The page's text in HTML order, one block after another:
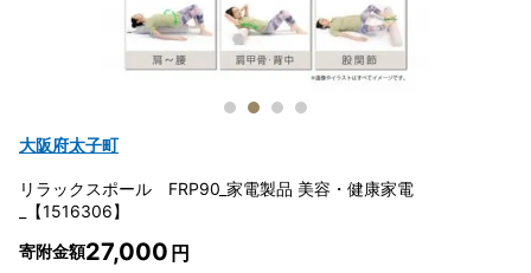
大阪府太子町
リラックスポール FRP90_家電製品 美容・健康家電
_【1516306】
寄附金額27,000